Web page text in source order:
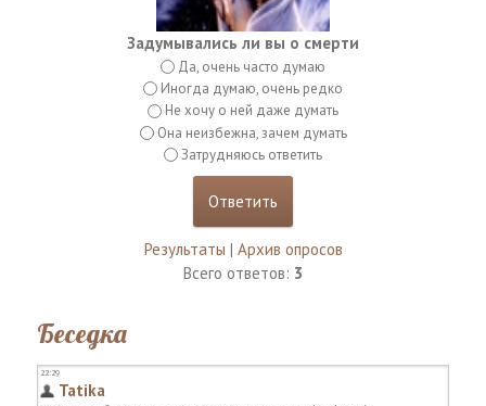
Задумывались ли вы о смерти
Да, очень часто думаю
Иногда думаю, очень редко
Не хочу о ней даже думать
Она неизбежна, зачем думать
Затрудняюсь ответить
Результаты | Архив опросов
Всего ответов: 3
Беседка